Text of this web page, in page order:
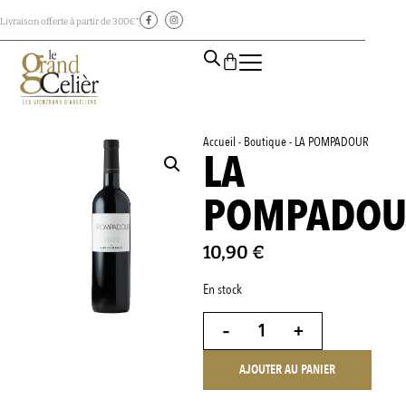
Livraison offerte à partir de 300€*
Accueil - Boutique- LA POMPADOUR
LA
10,90 €
En stock
- +
AJOUTER AU PANIER